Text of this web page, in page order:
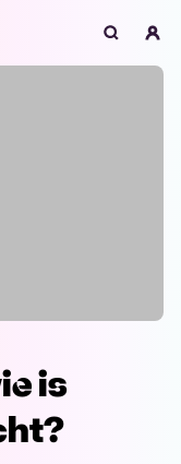
Download
Download
is